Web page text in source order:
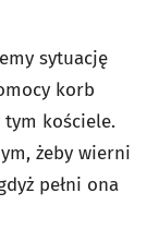
sytuację
korb
tym kościele.
żeby wierni
pełni ona